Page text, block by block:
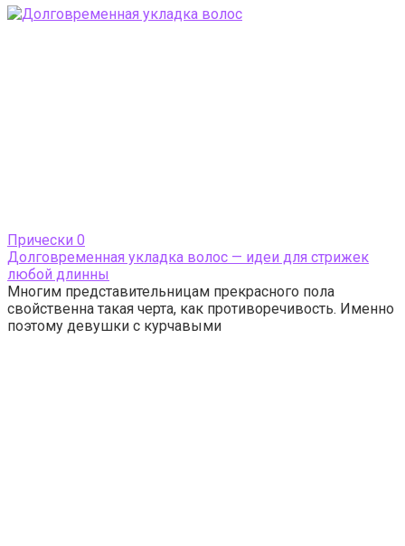
Прически 0
Долговременная укладка волос — идеи для стрижек
любой длинны
Многим представительницам прекрасного пола
свойственна такая черта, как противоречивость. Именно
поэтому девушки с курчавыми